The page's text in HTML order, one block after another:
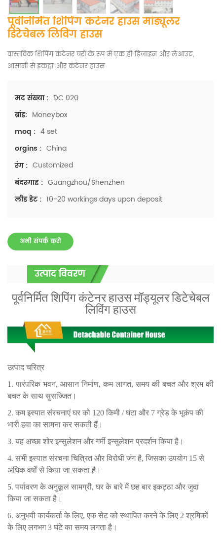
पूर्वनिर्मित शिपिंग कंटेनर हाउस मॉड्यूलर
डिटेचेबल लिविंग हाउस
वास्तविक शिपिंग कंटेनर घरों के रूप में एक ही डिजाइन और लेआउट,
आसानी से इकट्ठा और कंटेनर हाउस
मद संख्या : DC 020
ब्रांड: Moneybox
moq : 4 set
orgins : China
रंग : Customized
बंदरगाह : Guangzhou/Shenzhen
लीड डेट : 10-20 workings days upon deposit
अभी संपर्क करो
उत्पाद विवरण
पूर्वनिर्मित शिपिंग कंटेनर हाउस मॉड्यूलर डिटेचेबल
लिविंग हाउस
उत्पाद चरित्र
1. पारंपरिक भवन, आसान निर्माण, कम लागत, समय की बचत और श्रम की
बचत के साथ सुसज्जित।
2. कम इस्पात संरचनाएं घर को 120 किमी / घंटा और 7 ग्रेड के भूकंप की
भारी हवा का सामना कर सकती हैं।
3. यह अच्छा शोर इन्सुलेशन और गर्मी इन्सुलेशन प्रदर्शन किया है।
4. सभी इस्पात संरचना चित्रित और विरोधी जंग है, जिसका उपयोग 15 से
अधिक वर्षों से किया जा सकता है।
5. पर्यावरण के अनुकूल सामग्री, घर के बारे में छह बार इकट्ठा और जुदा
किया जा सकता है।
6. अनुभवी कार्यकर्ता के लिए, एक सेट को स्थापित करने के लिए 2 श्रमिकों
के लिए लगभग 3 घंटे का समय लगता है।